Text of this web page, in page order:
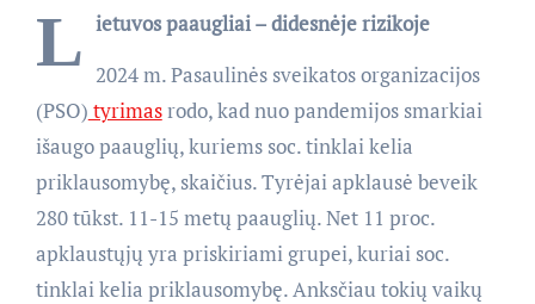
L ietuvos paaugliai – didesnėje rizikoje
2024 m. Pasaulinės sveikatos organizacijos
(PSO) tyrimasrodo, kad nuo pandemijos smarkiai
išaugo paauglių, kuriems soc. tinklai kelia
priklausomybę, skaičius. Tyrėjai apklausė beveik
280 tūkst. 11-15 metų paauglių. Net 11 proc.
apklaustųjų yra priskiriami grupei, kuriai soc.
tinklai kelia priklausomybę. Anksčiau tokių vaikų